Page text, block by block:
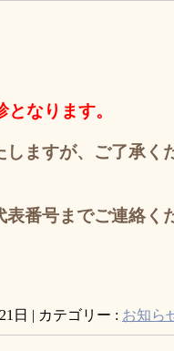
なります。
ますが、 ご了承く
番号までご連絡く
日 | カテゴリー : お知ら